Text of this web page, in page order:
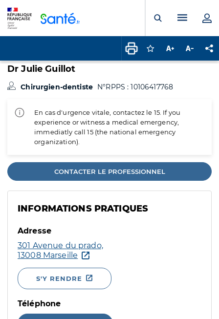
Ouvrir laMenu
Connectez-vous
Augmenter la
Dr Julie Guillot
Chirurgien-dentiste N°RPPS : 10106417768
En cas d'urgence vitale, contactez le 15. If you
experience or witness a medical emergency,
immediatly call 15 (the national emergency
organization).
CONTACTER LE PROFESSIONNEL
INFORMATIONS PRATIQUES
Adresse
301 Avenue du prado,
13008 Marseille
S'Y RENDRE
Téléphone